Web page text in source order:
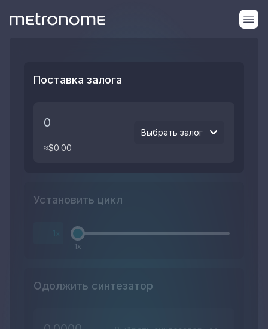
Поставка залога
Выбрать залог
≈$0.00
Установить цикл
1x
Одолжить синтезатор